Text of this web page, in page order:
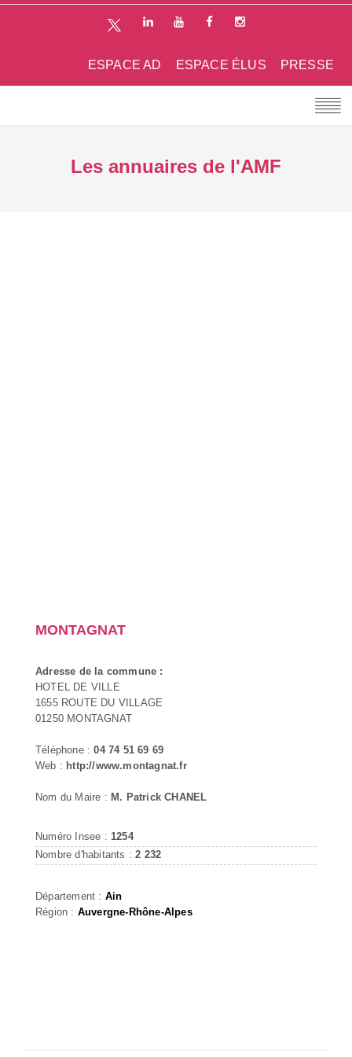
PRESSE
ESPACE ÉLUS
ESPACE AD
Les annuaires de l'AMF
MONTAGNAT
Adresse de la commune :
HOTEL DE VILLE
1655 ROUTE DU VILLAGE
01250 MONTAGNAT
Téléphone :04 74 51 69 69
Web : http://www.montagnat.fr
Nom du Maire : M. Patrick CHANEL
Numéro Insee : 1254
Nombre d'habitants :2 232
Département : Ain
Région : Auvergne-Rhône-Alpes